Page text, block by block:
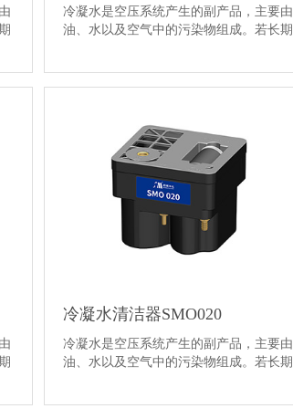
冷凝水是空压系统产生的副产品，主要由
油、水以及空气中的污染物组成。若长期
冷凝水清洁器SMO020
冷凝水是空压系统产生的副产品，主要由
油、水以及空气中的污染物组成。若长期